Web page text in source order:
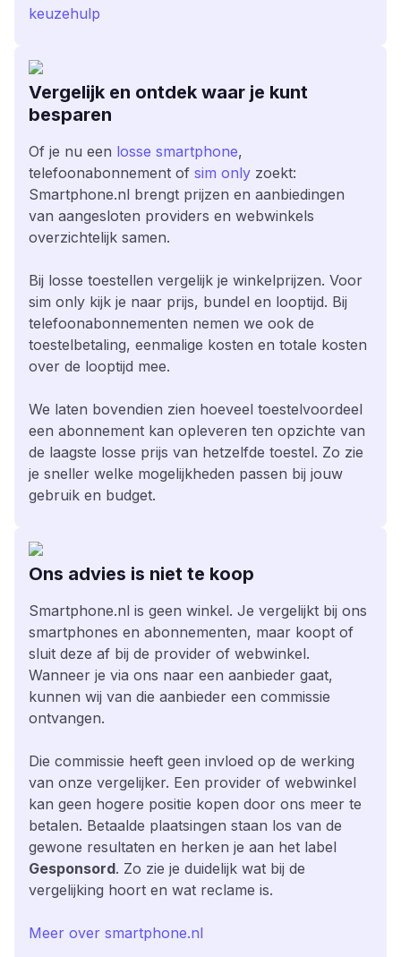
keuzehulp
Vergelijk en ontdek waar je kunt
besparen
Of je nu een losse smartphone,
telefoonabonnement of sim only zoekt:
Smartphone.nl brengt prijzen en aanbiedingen
van aangesloten providers en webwinkels
overzichtelijk samen.
Bij losse toestellen vergelijk je winkelprijzen. Voor
sim only kijk je naar prijs, bundel en looptijd. Bij
telefoonabonnementen nemen we ook de
toestelbetaling, eenmalige kosten en totale kosten
over de looptijd mee.
We laten bovendien zien hoeveel toestelvoordeel
een abonnement kan opleveren ten opzichte van
de laagste losse prijs van hetzelfde toestel. Zo zie
je sneller welke mogelijkheden passen bij jouw
gebruik en budget.
Ons advies is niet te koop
Smartphone.nl is geen winkel. Je vergelijkt bij ons
smartphones en abonnementen, maar koopt of
sluit deze af bij de provider of webwinkel.
Wanneer je via ons naar een aanbieder gaat,
kunnen wij van die aanbieder een commissie
ontvangen.
Die commissie heeft geen invloed op de werking
van onze vergelijker. Een provider of webwinkel
kan geen hogere positie kopen door ons meer te
betalen. Betaalde plaatsingen staan los van de
gewone resultaten en herken je aan het label
Gesponsord. Zo zie je duidelijk wat bij de
vergelijking hoort en wat reclame is.
Meer over smartphone.nl